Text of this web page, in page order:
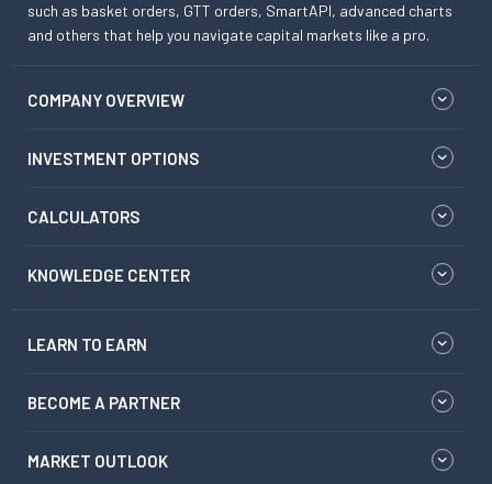
such as basket orders, GTT orders, SmartAPI, advanced charts
and others that help you navigate capital markets like a pro.
COMPANY OVERVIEW
INVESTMENT OPTIONS
CALCULATORS
KNOWLEDGE CENTER
LEARN TO EARN
BECOME A PARTNER
MARKET OUTLOOK